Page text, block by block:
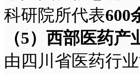
科研院所代表600
（5）西部医药产
由四川省医药行